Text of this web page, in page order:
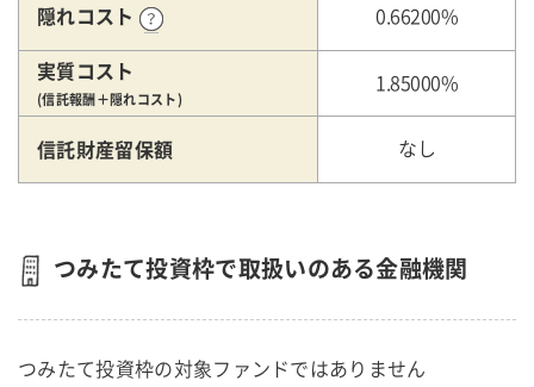
隠れコスト 0.66200%
実質コスト
(信託報酬＋隠れコスト)
1.85000%
信託財産留保額 なし
つみたて投資枠で取扱いのある金融機関
つみたて投資枠の対象ファンドではありません